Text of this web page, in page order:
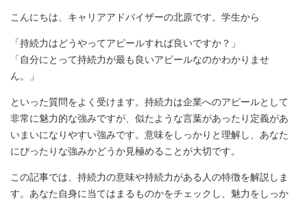
こんにちは、キャリアアドバイザーの北原です。学生から
「持続力はどうやってアピールすれば良いですか？」
「自分にとって持続力が最も良いアピールなのかわかりませ
ん。」
といった質問をよく受けます。持続力は企業へのアピールとして
非常に魅力的な強みですが、似たような言葉があったり定義があ
いまいになりやすい強みです。意味をしっかりと理解し、あなた
にぴったりな強みかどうか見極めることが大切です。
この記事では、持続力の意味や持続力がある人の特徴を解説しま
す。あなた自身に当てはまるものかをチェックし、魅力をしっか